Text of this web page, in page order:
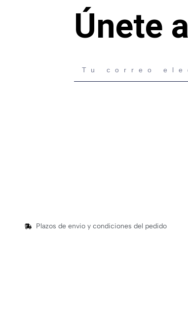
Únete
Plazos de envio y condiciones del pedido